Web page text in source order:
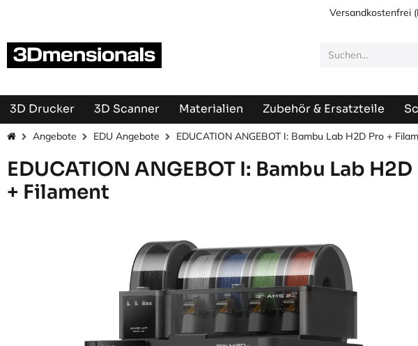
Versandkostenfrei
3D Drucker 3D Scanner Materialien Zubehör & Ersatzteile
Angebote EDU Angebote EDUCATION ANGEBOT I: Bambu Lab H2D Pro +
EDUCATION ANGEBOT I: Bambu Lab H2D
+ Filament